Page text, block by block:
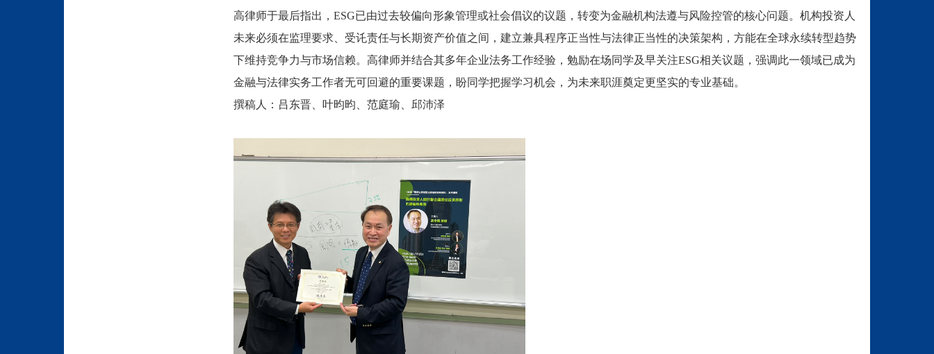
高律师于最后指出， ESG已由过去较偏向形象管理或社会倡议的议题，转变为金融机构法遵与风险控管的核心问题。机构投资人
未来必须在监理要求、受讬责任与长期资产价值之间，建立兼具程序正当性与法律正当性的决策架构，方能在全球永续转型趋势
下维持竞争力与市场信赖。高律师并结合其多年企业法务工作经验，勉励在场同学及早关注ESG相关议题，强调此一领域已成为
金融与法律实务工作者无可回避的重要课题，盼同学把握学习机会，为未来职涯奠定更坚实的专业基础。
撰稿人：吕东晋、叶昀昀、范庭瑜、邱沛泽